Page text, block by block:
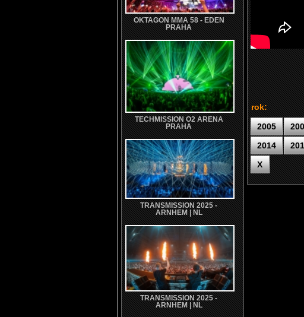
OKTAGON MMA 58 - EDEN
PRAHA
TECHMISSION O2 ARENA
PRAHA
TRANSMISSION 2025 -
ARNHEM | NL
TRANSMISSION 2025 -
ARNHEM | NL
rok:
2005
2014
X